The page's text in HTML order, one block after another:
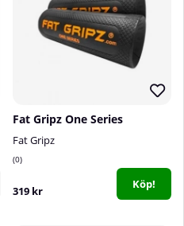
Fat Gripz One Series
Fat Gripz
0
319 kr Köp!